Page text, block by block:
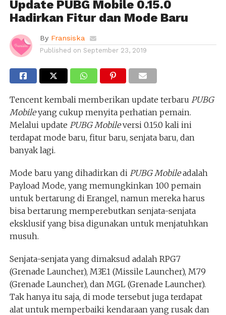
Update PUBG Mobile 0.15.0
Hadirkan Fitur dan Mode Baru
By Fransiska
Published on September 23, 2019
Tencent kembali memberikan update terbaru PUBG
Mobileyang cukup menyita perhatian pemain.
Melalui update PUBG Mobileversi 0.15.0 kali ini
terdapat mode baru, fitur baru, senjata baru, dan
banyak lagi.
Mode baru yang dihadirkan di PUBG Mobileadalah
Payload Mode, yang memungkinkan 100 pemain
untuk bertarung di Erangel, namun mereka harus
bisa bertarung memperebutkan senjata-senjata
eksklusif yang bisa digunakan untuk menjatuhkan
musuh.
Senjata-senjata yang dimaksud adalah RPG7
(Grenade Launcher), M3E1 (Missile Launcher), M79
(Grenade Launcher), dan MGL (Grenade Launcher).
Tak hanya itu saja, di mode tersebut juga terdapat
alat untuk memperbaiki kendaraan yang rusak dan